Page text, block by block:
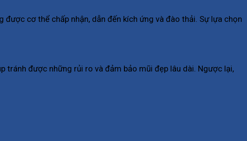
cơ thể chấp nhận, dẫn đến kích ứng và đào thải. Sự lựa chọn
tránh được những rủi ro và đảm bảo mũi đẹp lâu dài. Ngược lại,